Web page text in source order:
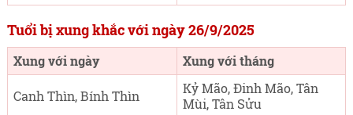
Tuổi bị xung khắc với ngày 26/9/2025
Xung với ngày Xung với tháng
Canh Thìn, Bính Thìn
Kỷ Mão, Đinh Mão, Tân
Mùi, Tân Sửu